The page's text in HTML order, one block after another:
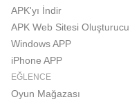
APK'yı İndir
APK Web Sitesi Oluşturucu
Windows APP
iPhone APP
EĞLENCE
Oyun Mağazası